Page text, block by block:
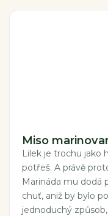
Miso
Lilek je trochu jako
potřeš. A právě
Marináda mu dodá
chuť, aniž by bylo
jednoduchý